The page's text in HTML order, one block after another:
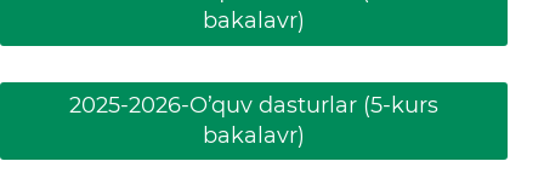
bakalavr)
2025-2026-O’quv dasturlar (5-kurs
bakalavr)